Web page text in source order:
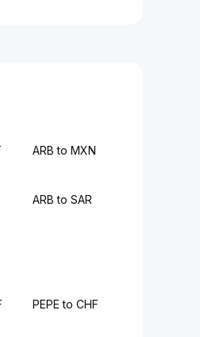
ARB to MXN
ARB to SAR
PEPE to CHF